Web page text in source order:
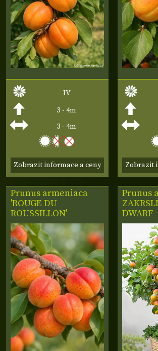
IV
3 - 4m
3 - 4m
Zobrazit informace a ceny Zobrazit
Prunus armeniaca
'ROUGE DU
ROUSSILLON'
Prunus
DWARF